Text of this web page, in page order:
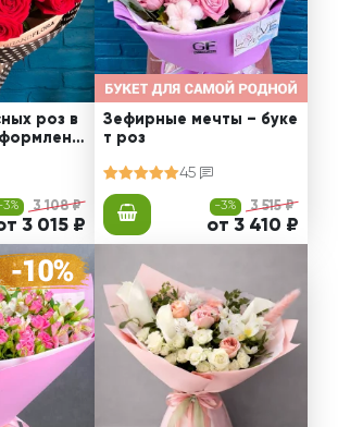
роз в
3% 3 108 ₽
3 015 ₽
Зефирные мечты – буке
т роз
45
-3% 3 515 ₽
от 3 410 ₽